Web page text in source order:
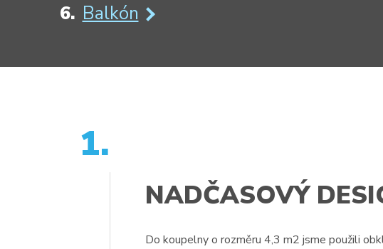
Balkón
1.
NADČASOVÝ
Do koupelny o rozměru 4,3 m2 jsme použili